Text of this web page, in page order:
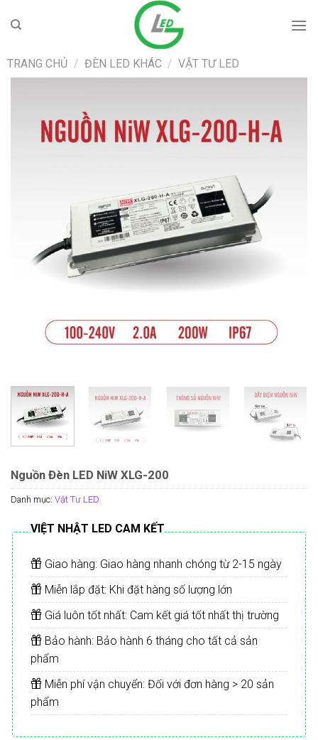
TRANG CHỦ / ĐÈN LED KHÁC / VẬT TƯ LED
Nguồn Đèn LED NiW XLG-200
Danh mục: Vật Tư LED
VIỆT NHẬT LED CAM KẾT
Giao hàng: Giao hàng nhanh chóng từ 2-15 ngày
Miễn lắp đặt: Khi đặt hàng số lượng lớn
Giá luôn tốt nhất: Cam kết giá tốt nhất thị trường
Bảo hành: Bảo hành 6 tháng cho tất cả sản
phẩm
Miễn phí vận chuyển: Đối với đơn hàng > 20 sản
phẩm